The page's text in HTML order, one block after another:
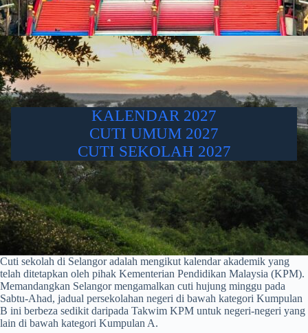
KALENDAR 2027
CUTI UMUM 2027
CUTI SEKOLAH 2027
Cuti sekolah di Selangor adalah mengikut kalendar akademik yang
telah ditetapkan oleh pihak Kementerian Pendidikan Malaysia (KPM).
Memandangkan Selangor mengamalkan cuti hujung minggu pada
Sabtu-Ahad, jadual persekolahan negeri di bawah kategori Kumpulan
B ini berbeza sedikit daripada Takwim KPM untuk negeri-negeri yang
lain di bawah kategori Kumpulan A.